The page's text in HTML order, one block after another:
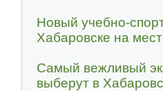
Новый учебно-
Хабаровске на
Самый вежливый
выберут в